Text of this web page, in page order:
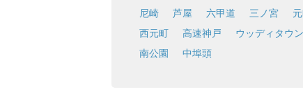
尼崎 芦屋 六甲道 三ノ宮
西元町
高速神戸 ウッディタウ
南公園
中埠頭